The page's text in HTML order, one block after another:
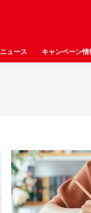
ニュース キャンペーン情
ニュース キャンペーン情